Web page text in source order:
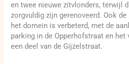
en twee nieuwe zitvlonders, terwijl
zorgvuldig zijn gerenoveerd. Ook
het domein is verbeterd, met de
parking in de Opperhofstraat en het
een deel van de Gijzelstraat.